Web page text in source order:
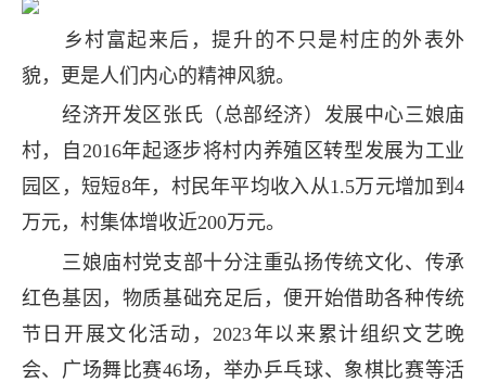
乡村富起来后，提升的不只是村庄的外表外
貌，更是人们内心的精神风貌。
经济开发区张氏（总部经济）发展中心三娘庙
村，自2016年起逐步将村内养殖区转型发展为工业
园区，短短8年，村民年平均收入从1.5万元增加到4
万元，村集体增收近200万元。
三娘庙村党支部十分注重弘扬传统文化、传承
红色基因，物质基础充足后，便开始借助各种传统
节日开展文化活动，2023年以来累计组织文艺晚
会、广场舞比赛46场，举办乒乓球、象棋比赛等活